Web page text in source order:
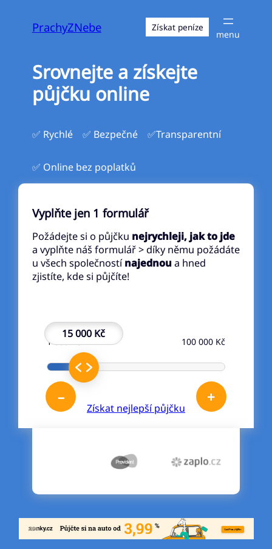
PrachyZNebe Získat peníze
Srovnejte a získejte
půjčku online
✅ Rychlé ✅ Bezpečné ✅Transparentní
✅ Online bez poplatků
Vyplňte jen 1 formulář
Požádejte si o půjčku nejrychleji, jak to jde
a vyplňte náš formulář > díky němu požádáte
u všech společnostínajednou a hned
zjistíte, kde si půjčíte!
15 000 Kč
– +
1 000 Kč 100 000 Kč
Získat nejlepší půjčku